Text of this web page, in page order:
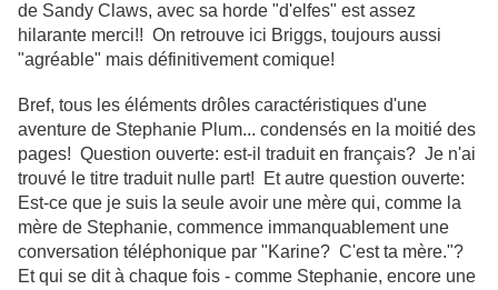
de Sandy Claws, avec sa horde "d'elfes" est assez
hilarante merci!! On retrouve ici Briggs, toujours aussi
"agréable" mais définitivement comique!
Bref, tous les éléments drôles caractéristiques d'une
aventure de Stephanie Plum... condensés en la moitié des
pages! Question ouverte: est-il traduit en français? Je n'ai
trouvé le titre traduit nulle part! Et autre question ouverte:
Est-ce que je suis la seule avoir une mère qui, comme la
mère de Stephanie, commence immanquablement une
conversation téléphonique par "Karine? C'est ta mère."?
Et qui se dit à chaque fois - comme Stephanie, encore une